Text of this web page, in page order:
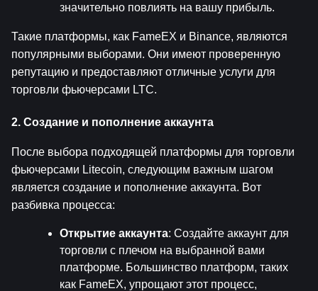
значительно повлиять на вашу прибыль.
Такие платформы, как FameEX и Binance, являются
популярными выборами. Они имеют проверенную
репутацию и предоставляют отличные услуги для
торговли фьючерсами LTC.
2. Создание и пополнение аккаунта
После выбора подходящей платформы для торговли
фьючерсами Litecoin, следующим важным шагом
является создание и пополнение аккаунта. Вот
разбивка процесса:
Открытие аккаунта: Создайте аккаунт для
торговли с плечом на выбранной вами
платформе. Большинство платформ, таких
как FameEX, упрощают этот процесс,